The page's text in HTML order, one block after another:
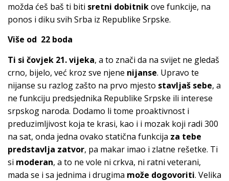
možda ćeš baš ti biti sretni dobitnikove funkcije, na
ponos i diku svih Srba iz Republike Srpske.
Više od 22 boda
Ti si čovjek 21. vijeka, a to znači da na svijet ne gledaš
crno, bijelo, već kroz sve njene nijanse. Upravo te
nijanse su razlog zašto na prvo mjesto stavljaš sebe, a
ne funkciju predsjednika Republike Srpske ili interese
srpskog naroda. Dodamo li tome proaktivnost i
preduzimljivost koja te krasi, kao i i mozak koji radi 300
na sat, onda jedna ovako statična funkcija za tebe
predstavlja zatvor, pa makar imao i zlatne rešetke. Ti
si moderan, a to ne vole ni crkva, ni ratni veterani,
mada se i sa jednima i drugima može dogovoriti. Velika